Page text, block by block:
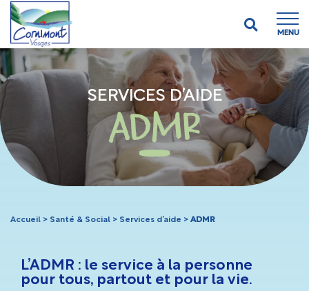
MENU
SERVICES D’AIDE
ADMR
Accueil > Santé & Social > Services d’aide > ADMR
L’ADMR : le service à la personne
pour tous, partout et pour la vie.